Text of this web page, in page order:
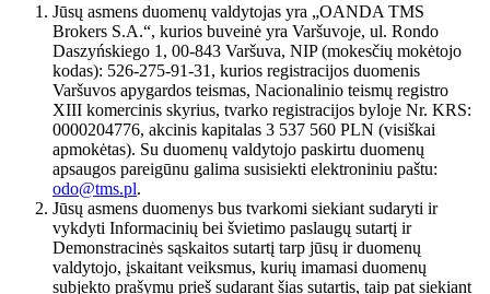
Jūsų asmens duomenų valdytojas yra „OANDA TMS
Brokers S.A.“, kurios buveinė yra Varšuvoje, ul. Rondo
Daszyńskiego 1, 00-843 Varšuva, NIP (mokesčių mokėtojo
kodas): 526-275-91-31, kurios registracijos duomenis
Varšuvos apygardos teismas, Nacionalinio teismų registro
XIII komercinis skyrius, tvarko registracijos byloje Nr. KRS:
0000204776, akcinis kapitalas 3 537 560 PLN (visiškai
apmokėtas). Su duomenų valdytojo paskirtu duomenų
apsaugos pareigūnu galima susisiekti elektroniniu paštu:
odo@tms.pl.
Jūsų asmens duomenys bus tvarkomi siekiant sudaryti ir
vykdyti Informacinių bei švietimo paslaugų sutartį ir
Demonstracinės sąskaitos sutartį tarp jūsų ir duomenų
valdytojo, įskaitant veiksmus, kurių imamasi duomenų
subjekto prašymu prieš sudarant šias sutartis, taip pat siekiant